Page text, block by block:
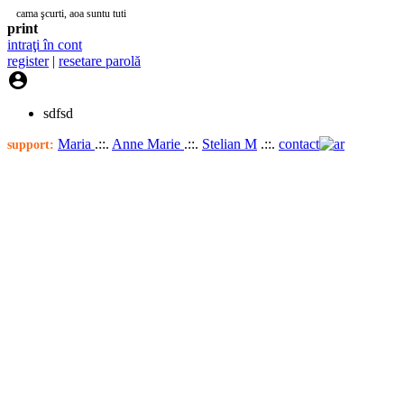
cama şcurti, aoa suntu tuti
print
intraţi în cont
register| resetare parolă

sdfsd
support: Maria .::. Anne Marie .::. Stelian M .::. contact